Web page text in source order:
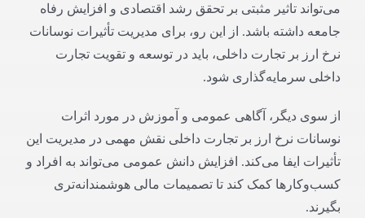
می‌تواند تاثیر مثبتی بر تحقق رشد اقتصادی و افزایش رفاه
جامعه داشته باشد. از این رو، برای مدیریت تأثیرات نوسانات
نرخ ارز بر تجارت داخلی، باید در توسعه و تقویت تجارت
داخلی سرمایه‌گذاری شود.
از سوی دیگر، آگاهی عمومی و آموزش در مورد اثرات
نوسانات نرخ ارز بر تجارت داخلی نقش مهمی در مدیریت این
تأثیرات ایفا می‌کند. افزایش دانش عمومی می‌تواند به افراد و
کسب‌وکارها کمک کند تا تصمیمات مالی هوشمندانه‌تری
بگیرند.